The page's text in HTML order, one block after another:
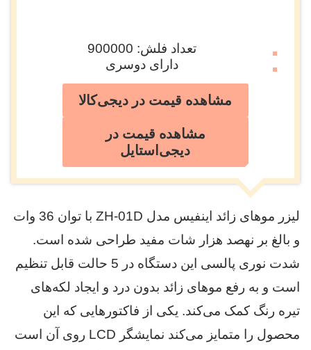
تعداد فلش: 900000
دارای دوسری
مشاهده قیمت در دیجی‌کالا
مشاهده قیمت در
دیجی‌استایل
لیزر موهای زائد اینفیس مدل ZH-01D با توان 36 وات
و بالغ بر نهصد هزار شات مفید طراحی شده است.
شدت نوری پالسی این دستگاه در 5 حالت قابل تنظیم
است و به رفع موهای زائد بدون درد و ایجاد لکه‌های
تیره رنگ کمک می‌کند. یکی از فاکتورهایی که این
محصول را متمایز می‌کند نمایشگر LCD روی آن است